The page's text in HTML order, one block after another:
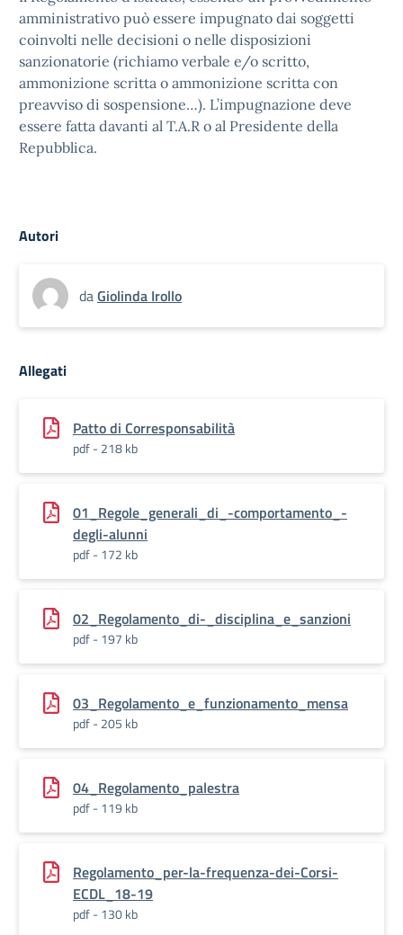
amministrativo può essere impugnato dai soggetti
coinvolti nelle decisioni o nelle disposizioni
sanzionatorie (richiamo verbale e/o scritto,
ammonizione scritta o ammonizione scritta con
preavviso di sospensione…). L’impugnazione deve
essere fatta davanti al T.A.R o al Presidente della
Repubblica.
Autori
daGiolinda Irollo
Allegati
Patto di Corresponsabilità
pdf - 218 kb
01_Regole_generali_di_-comportamento_-
degli-alunni
pdf - 172 kb
02_Regolamento_di-_disciplina_e_sanzioni
pdf - 197 kb
03_Regolamento_e_funzionamento_mensa
pdf - 205 kb
04_Regolamento_palestra
pdf - 119 kb
Regolamento_per-la-frequenza-dei-Corsi-
ECDL_18-19
pdf - 130 kb